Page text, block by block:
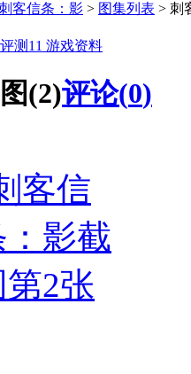
客信条：影 > 图集列表 > 刺
测 11 游戏资料
(2)评论(0)